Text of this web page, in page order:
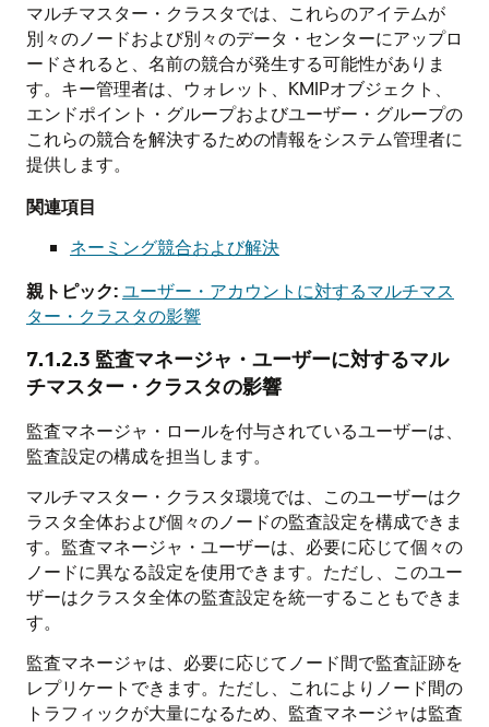
マルチマスター・クラスタでは、これらのアイテムが
別々のノードおよび別々のデータ・センターにアップロ
ードされると、名前の競合が発生する可能性がありま
す。キー管理者は、ウォレット、KMIPオブジェクト、
エンドポイント・グループおよびユーザー・グループの
これらの競合を解決するための情報をシステム管理者に
提供します。
関連項目
ネーミング競合および解決
親トピック:ユーザー・アカウントに対するマルチマス
ター・クラスタの影響
7.1.2.3 監査マネージャ・ユーザーに対するマル
チマスター・クラスタの影響
監査マネージャ・ロールを付与されているユーザーは、
監査設定の構成を担当します。
マルチマスター・クラスタ環境では、このユーザーはク
ラスタ全体および個々のノードの監査設定を構成できま
す。監査マネージャ・ユーザーは、必要に応じて個々の
ノードに異なる設定を使用できます。ただし、このユー
ザーはクラスタ全体の監査設定を統一することもできま
す。
監査マネージャは、必要に応じてノード間で監査証跡を
レプリケートできます。ただし、これによりノード間の
トラフィックが大量になるため、監査マネージャは監査